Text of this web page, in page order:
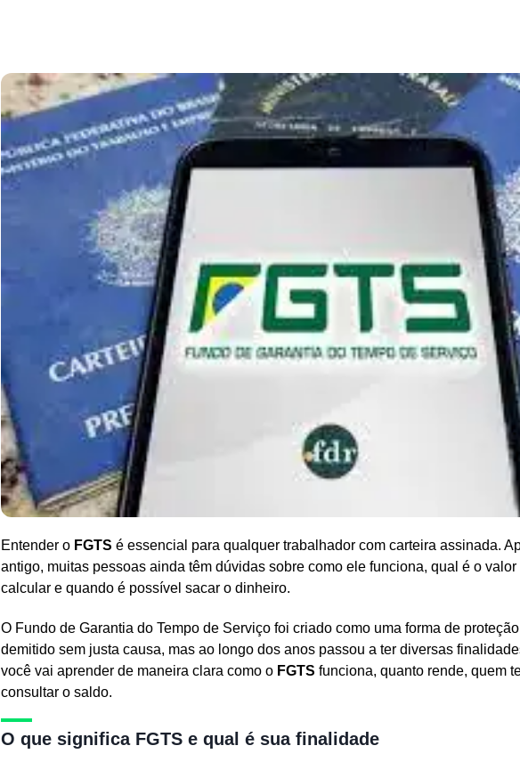
Entender o FGTS é essencial para qualquer trabalhador com carteira assinada.
antigo, muitas pessoas ainda têm dúvidas sobre como ele funciona, qual é o
calcular e quando é possível sacar o dinheiro.
O Fundo de Garantia do Tempo de Serviço foi criado como uma forma de
demitido sem justa causa, mas ao longo dos anos passou a ter diversas
você vai aprender de maneira clara como o FGTS funciona, quanto rende, quem
consultar o saldo.
O que significa FGTS e qual é sua finalidade